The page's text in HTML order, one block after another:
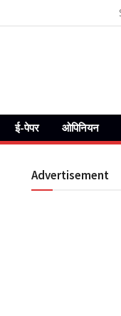
ई-पेपर ओपिनियन
Advertisement